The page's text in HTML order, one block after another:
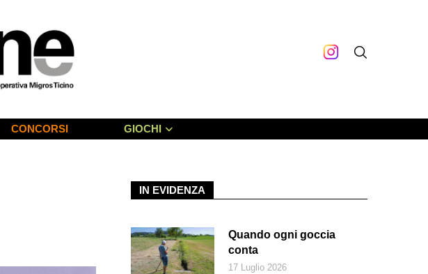
CONCORSI GIOCHI
IN EVIDENZA
Quando ogni goccia
conta
17 Luglio 2026